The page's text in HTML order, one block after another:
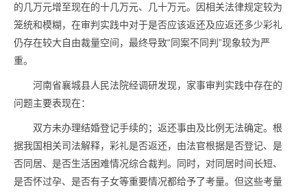
的几万元增至现在的十几万元、几十万元。因相关法律规定较为
笼统和模糊，在审判实践中对于是否应该返还及应返还多少彩礼
仍存在较大自由裁量空间，最终导致“同案不同判”现象较为严
重。
河南省襄城县人民法院经调研发现，家事审判实践中存在的
问题主要表现在：
双方未办理结婚登记手续的；返还事由及比例无法确定。根
据我国相关司法解释，彩礼是否返还，由法官根据是否登记、是
否同居、是否生活困难情况综合裁判。同时，对同居时间长短、
是否怀过孕、是否有子女等重要情况都给予了考量。但这些考量